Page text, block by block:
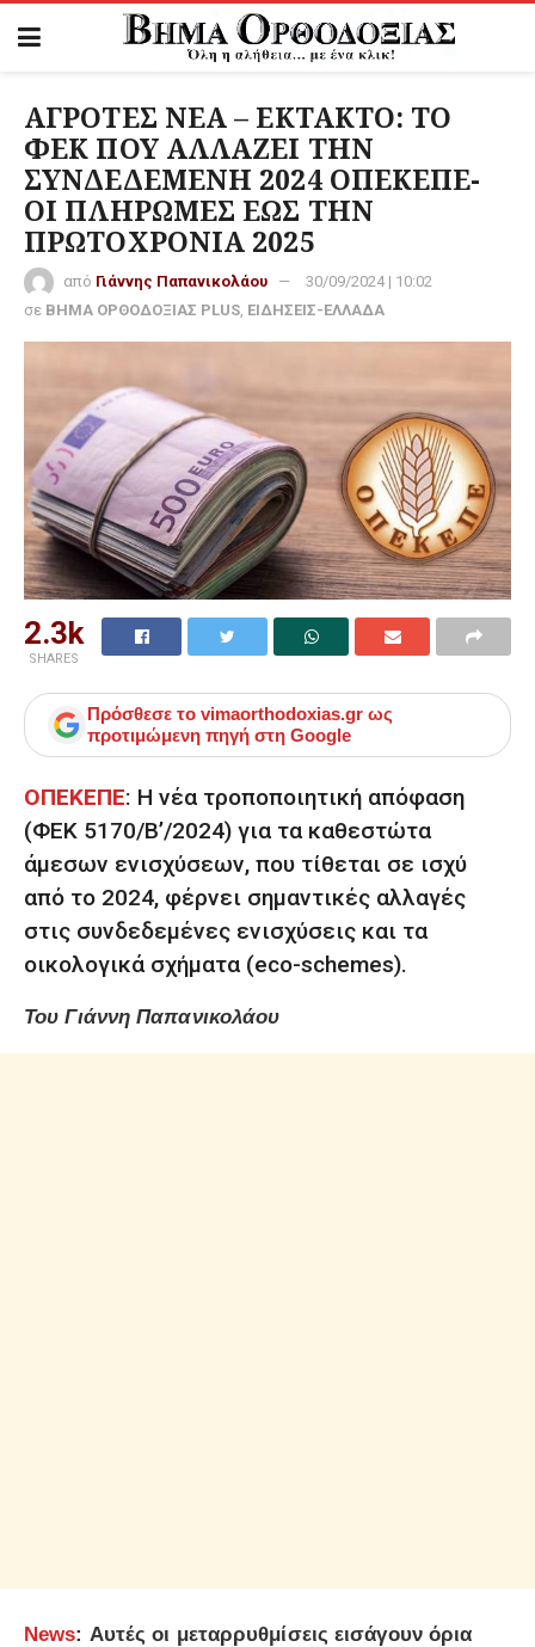
ΑΓΡΟΤΕΣ ΝΕΑ – ΕΚΤΑΚΤΟ: ΤΟ
ΦΕΚ ΠΟΥ ΑΛΛΑΖΕΙ ΤΗΝ
ΣΥΝΔΕΔΕΜΕΝΗ 2024 ΟΠΕΚΕΠΕ-
ΟΙ ΠΛΗΡΩΜΕΣ ΕΩΣ ΤΗΝ
ΠΡΩΤΟΧΡΟΝΙΑ 2025
από Γιάννης Παπανικολάου
30/09/2024 | 10:02
σε ΒΗΜΑ ΟΡΘΟΔΟΞΙΑΣ PLUS, ΕΙΔΗΣΕΙΣ-ΕΛΛΑΔΑ
2.3k
SHARES
Πρόσθεσε το vimaorthodoxias.gr ως
προτιμώμενη πηγή στη Google
ΟΠΕΚΕΠΕ: Η νέα τροποποιητική απόφαση
(ΦΕΚ 5170/Β’/2024) για τα καθεστώτα
άμεσων ενισχύσεων, που τίθεται σε ισχύ
από το 2024, φέρνει σημαντικές αλλαγές
στις συνδεδεμένες ενισχύσεις και τα
οικολογικά σχήματα (eco-schemes).
Του Γιάννη Παπανικολάου
News: Αυτές οι μεταρρυθμίσεις εισάγουν όρια